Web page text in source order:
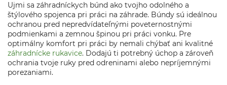
Ujmi sa záhradníckych búnd ako tvojho odolného a
štýlového spojenca pri práci na záhrade. Búndy sú ideálnou
ochranou pred nepredvídateľnými poveternostnými
podmienkami a zemnou špinou pri práci vonku. Pre
optimálny komfort pri práci by nemali chýbať ani kvalitné
záhradnícke rukavice. Dodajú ti potrebný úchop a zároveň
ochrania tvoje ruky pred odreninami alebo nepríjemnými
porezaniami.